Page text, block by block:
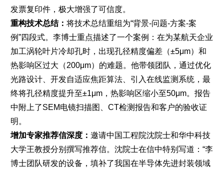
发票复印件，极大增强了可信度。
重构技术总结： 将技术总结重组为“背景-问题-方案-案
例”四段式。李博士重点描述了一个案例：在为某航天企业
加工涡轮叶片冷却孔时，出现孔径精度偏差（±5μm）和
热影响区过大（200μm）的难题。他带领团队，通过优化
光路设计、开发自适应焦距算法、引入在线监测系统，最
终将孔径精度提升至±1μm，热影响区缩小至50μm。报告
中附上了SEM电镜扫描图、CT检测报告和客户的验收证
明。
增加专家推荐信深度： 邀请中国工程院沈院士和华中科技
大学王教授分别撰写推荐信。沈院士在信中特别写道：“李
博士团队研发的设备，填补了我国在半导体先进封装领域